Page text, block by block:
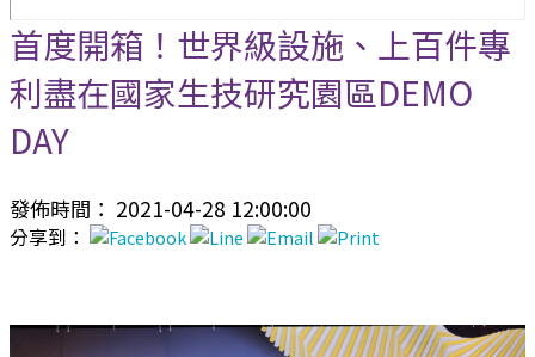
首度開箱！世界級設施、上百件專
利盡在國家生技研究園區DEMO
DAY
發佈時間： 2021-04-28 12:00:00
分享到：